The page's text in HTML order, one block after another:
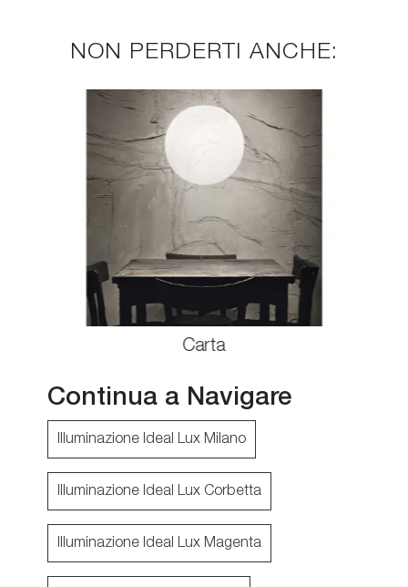
NON PERDERTI ANCHE:
Carta
Continua a Navigare
Illuminazione Ideal Lux Milano
Illuminazione Ideal Lux Corbetta
Illuminazione Ideal Lux Magenta